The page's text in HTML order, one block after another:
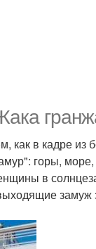
как в кадре из
горы,
в
замуж